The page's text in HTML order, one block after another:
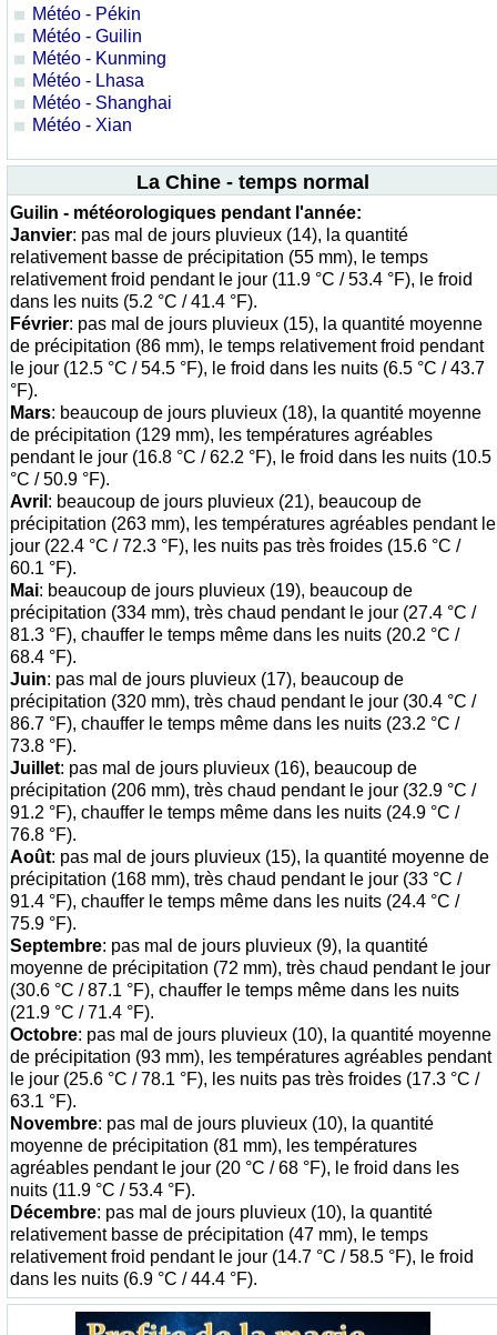
Météo - Pékin
Météo - Guilin
Météo - Kunming
Météo - Lhasa
Météo - Shanghai
Météo - Xian
La Chine - temps normal
Guilin - météorologiques pendant l'année:
Janvier: pas mal de jours pluvieux (14), la quantité
relativement basse de précipitation (55 mm), le temps
relativement froid pendant le jour (11.9 °C / 53.4 °F), le froid
dans les nuits (5.2 °C / 41.4 °F).
Février: pas mal de jours pluvieux (15), la quantité moyenne
de précipitation (86 mm), le temps relativement froid pendant
le jour (12.5 °C / 54.5 °F), le froid dans les nuits (6.5 °C / 43.7
°F).
Mars: beaucoup de jours pluvieux (18), la quantité moyenne
de précipitation (129 mm), les températures agréables
pendant le jour (16.8 °C / 62.2 °F), le froid dans les nuits (10.5
°C / 50.9 °F).
Avril : beaucoup de jours pluvieux (21), beaucoup de
précipitation (263 mm), les températures agréables pendant le
jour (22.4 °C / 72.3 °F), les nuits pas très froides (15.6 °C /
60.1 °F).
Mai: beaucoup de jours pluvieux (19), beaucoup de
précipitation (334 mm), très chaud pendant le jour (27.4 °C /
81.3 °F), chauffer le temps même dans les nuits (20.2 °C /
68.4 °F).
Juin: pas mal de jours pluvieux (17), beaucoup de
précipitation (320 mm), très chaud pendant le jour (30.4 °C /
86.7 °F), chauffer le temps même dans les nuits (23.2 °C /
73.8 °F).
Juillet: pas mal de jours pluvieux (16), beaucoup de
précipitation (206 mm), très chaud pendant le jour (32.9 °C /
91.2 °F), chauffer le temps même dans les nuits (24.9 °C /
76.8 °F).
Août: pas mal de jours pluvieux (15), la quantité moyenne de
précipitation (168 mm), très chaud pendant le jour (33 °C /
91.4 °F), chauffer le temps même dans les nuits (24.4 °C /
75.9 °F).
Septembre: pas mal de jours pluvieux (9), la quantité
moyenne de précipitation (72 mm), très chaud pendant le jour
(30.6 °C / 87.1 °F), chauffer le temps même dans les nuits
(21.9 °C / 71.4 °F).
Octobre: pas mal de jours pluvieux (10), la quantité moyenne
de précipitation (93 mm), les températures agréables pendant
le jour (25.6 °C / 78.1 °F), les nuits pas très froides (17.3 °C /
63.1 °F).
Novembre: pas mal de jours pluvieux (10), la quantité
moyenne de précipitation (81 mm), les températures
agréables pendant le jour (20 °C / 68 °F), le froid dans les
nuits (11.9 °C / 53.4 °F).
Décembre: pas mal de jours pluvieux (10), la quantité
relativement basse de précipitation (47 mm), le temps
relativement froid pendant le jour (14.7 °C / 58.5 °F), le froid
dans les nuits (6.9 °C / 44.4 °F).